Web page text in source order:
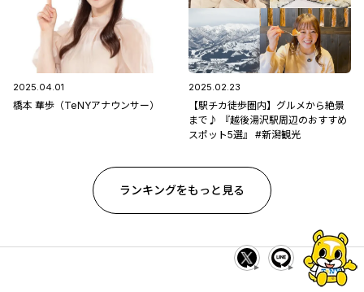
2025.04.01
橋本 華歩（TeNYアナウンサー）
2025.02.23
【駅チカ徒歩圏内】グルメから絶景
まで♪ 『越後湯沢駅周辺のおすすめ
スポット5選』 #新潟観光
ランキングをもっと見る